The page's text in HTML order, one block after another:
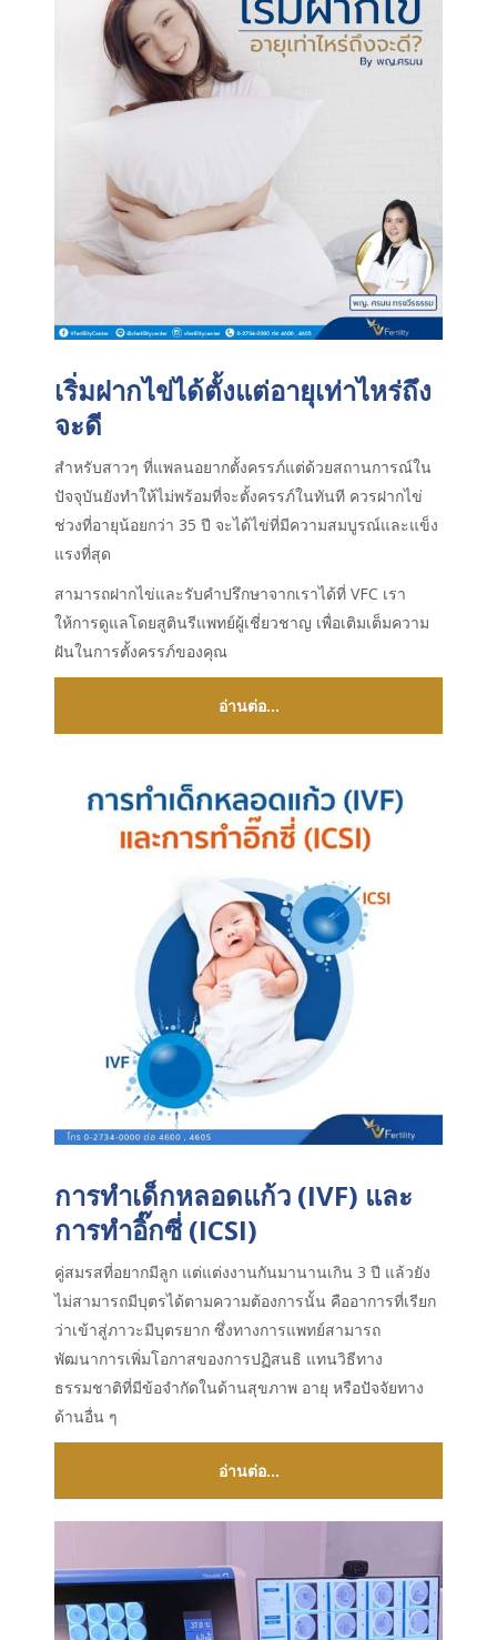
เริ่มฝากไข่ได้ตั้งแต่อายุเท่าไหร่ถึง
จะดี
สำหรับสาวๆ ที่แพลนอยากตั้งครรภ์แต่ด้วยสถานการณ์ใน
ปัจจุบันยังทำให้ไม่พร้อมที่จะตั้งครรภ์ในทันที ควรฝากไข่
ช่วงที่อายุน้อยกว่า 35 ปี จะได้ไข่ที่มีความสมบูรณ์และแข็ง
แรงที่สุด
สามารถฝากไข่และรับคำปรึกษาจากเราได้ที่ VFC เรา
ให้การดูแลโดยสูตินรีแพทย์ผู้เชี่ยวชาญ เพื่อเติมเต็มความ
ฝันในการตั้งครรภ์ของคุณ
อ่านต่อ...
การทำเด็กหลอดแก้ว (IVF) และ
การทำอิ๊กซี่ (ICSI)
คู่สมรสที่อยากมีลูก แต่แต่งงานกันมานานเกิน 3 ปี แล้วยัง
ไม่สามารถมีบุตรได้ตามความต้องการนั้น คืออาการที่เรียก
ว่าเข้าสู่ภาวะมีบุตรยาก ซึ่งทางการแพทย์สามารถ
พัฒนาการเพิ่มโอกาสของการปฏิสนธิ แทนวิธีทาง
ธรรมชาติที่มีข้อจำกัดในด้านสุขภาพ อายุ หรือปัจจัยทาง
ด้านอื่น ๆ
อ่านต่อ...